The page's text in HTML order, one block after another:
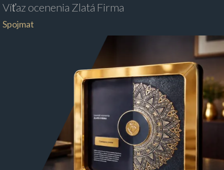
Víťaz ocenenia Zlatá Firma
Spojmat